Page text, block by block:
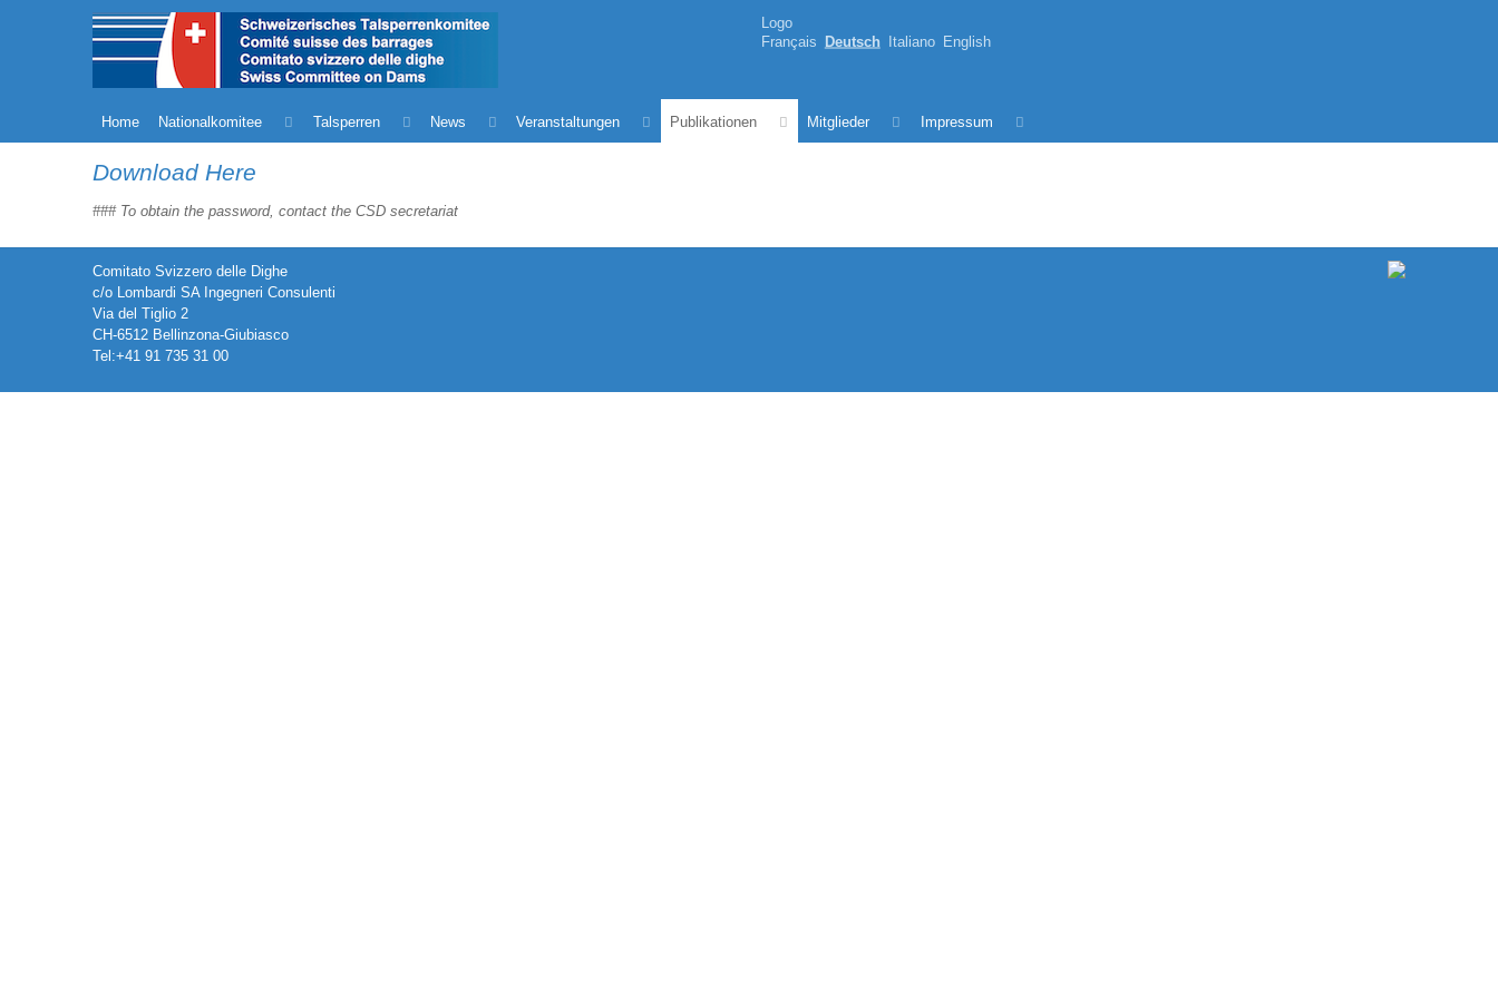
Logo
Français
Deutsch Italiano English
Home Nationalkomitee Talsperren News Veranstaltungen Publikationen Mitglieder Impressum
Download Here
### To obtain the password, contact the CSD secretariat
Comitato Svizzero delle Dighe
c/o Lombardi SA Ingegneri Consulenti
Via del Tiglio 2
CH-6512 Bellinzona-Giubiasco
Tel:+41 91 735 31 00